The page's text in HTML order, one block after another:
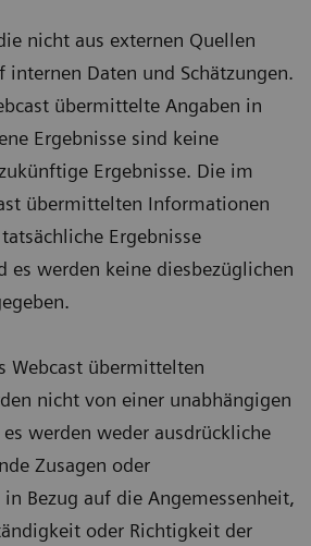
nicht aus externen Quellen
Daten und Schätzungen.
übermittelte Angaben in
Ergebnisse sind keine
Ergebnisse. Die im
übermittelten Informationen
Ergebnisse
es werden keine diesbezüglichen
Webcast übermittelten
nicht von einer unabhängigen
werden weder ausdrückliche
Zusagen oder
Bezug auf die Angemessenheit,
oder Richtigkeit der